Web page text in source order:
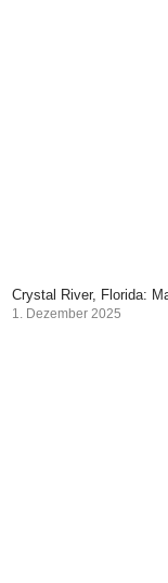
Crystal River, Florida:
1. Dezember 2025